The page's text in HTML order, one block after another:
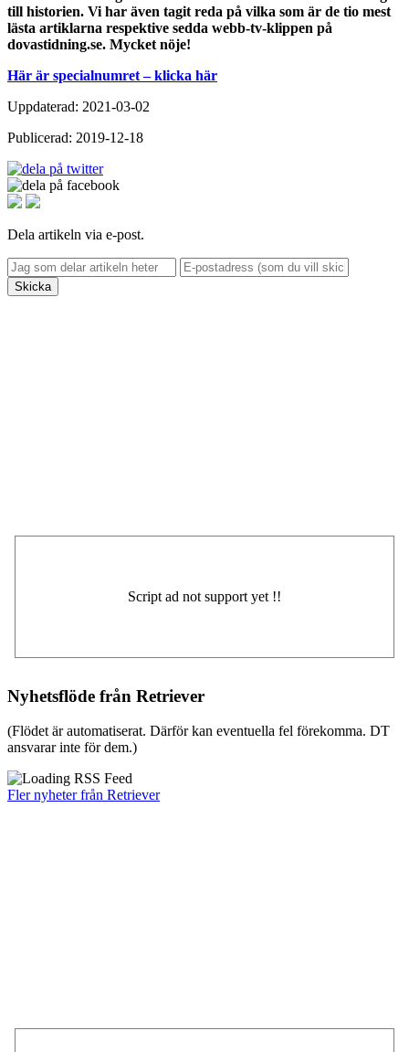
till historien. Vi har även tagit reda på vilka som är de tio mest
lästa artiklarna respektive sedda webb-tv-klippen på
dovastidning.se. Mycket nöje!
Här är specialnumret – klicka här
Uppdaterad: 2021-03-02
Publicerad: 2019-12-18
Dela artikeln via e-post.
Skicka
Nyhetsflöde från Retriever
(Flödet är automatiserat. Därför kan eventuella fel förekomma. DT
ansvarar inte för dem.)
Fler nyheter från Retriever